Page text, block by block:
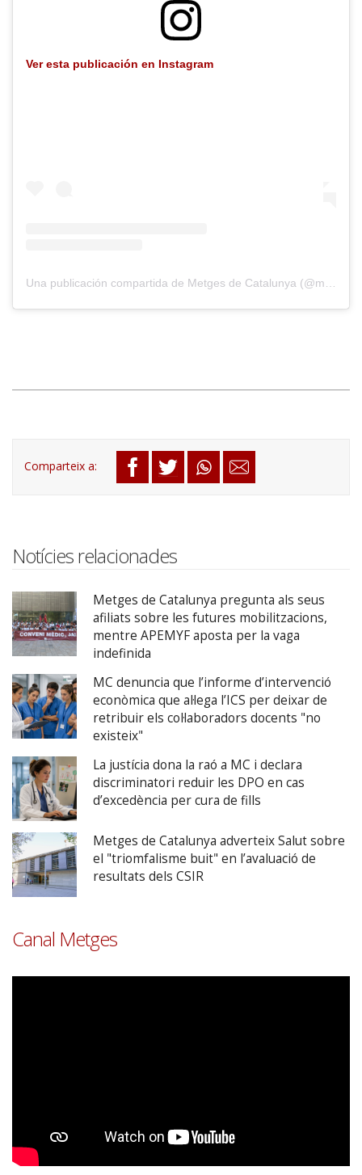
Ver esta publicación en Instagram
Notícies relacionades
Metges de Catalunya pregunta als seus
afiliats sobre les futures mobilitzacions,
mentre APEMYF aposta per la vaga
indefinida
MC denuncia que l’informe d’intervenció
econòmica que al·lega l’ICS per deixar de
retribuir els col·laboradors docents "no
existeix"
La justícia dona la raó a MC i declara
discriminatori reduir les DPO en cas
d’excedència per cura de fills
Metges de Catalunya adverteix Salut sobre
el "triomfalisme buit" en l’avaluació de
resultats dels CSIR
Canal Metges